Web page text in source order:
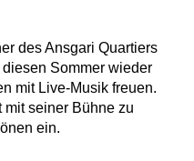
des Ansgari Quartiers
Sommer wieder
mit Live-Musik freuen.
mit seiner Bühne zu
ein.